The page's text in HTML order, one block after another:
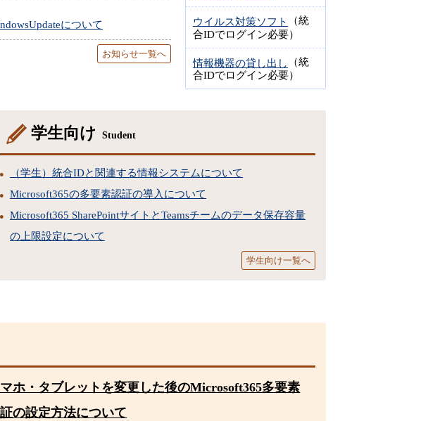
について
お知らせ一覧へ
ウイルス対策ソフト
（統
合IDでログイン必要）
情報機器の貸し出し
（統
合IDでログイン必要）
学生向け Student
（学生）統合IDと関連する情報システムについて
Microsoft365の多要素認証の導入について
Microsoft365 SharePointサイトとTeamsチームのデータ保存容量
の上限設定について
学生向け一覧へ
ホ・タブレットを変更した後のMicrosoft365多要素
の設定方法について